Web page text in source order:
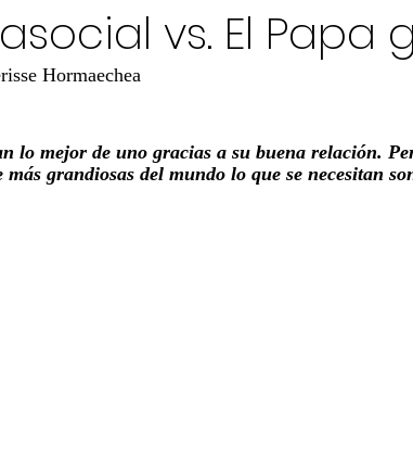
vs. El Papa
Hormaechea
lo mejor de uno gracias a su buena relación.
grandiosas del mundo lo que se necesitan